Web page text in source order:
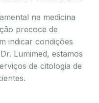
na medicina
precoce de
indicar condições
Lumimed, estamos
de citologia de